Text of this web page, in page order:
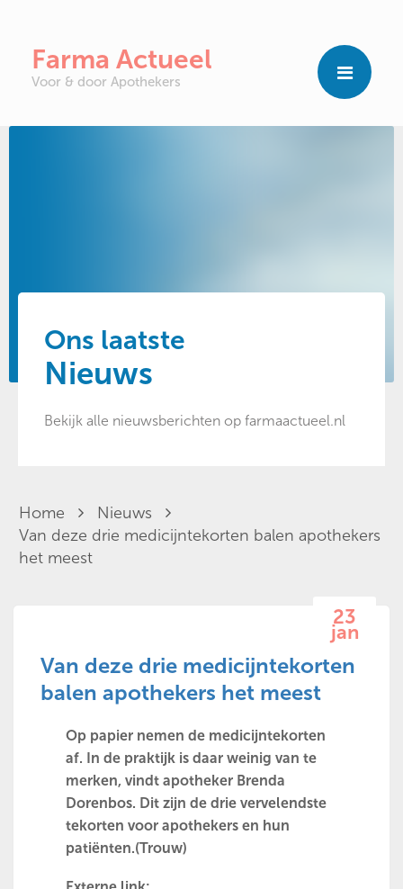
Farma Actueel
Voor & door Apothekers
Ons laatste
Nieuws
Bekijk alle nieuwsberichten op farmaactueel.nl
Home
Nieuws
Van deze drie medicijntekorten balen apothekers
het meest
23
jan
Van deze drie medicijntekorten
balen apothekers het meest
Op papier nemen de medicijntekorten
af. In de praktijk is daar weinig van te
merken, vindt apotheker Brenda
Dorenbos. Dit zijn de drie vervelendste
tekorten voor apothekers en hun
patiënten.(Trouw)